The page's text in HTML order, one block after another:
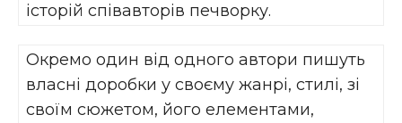
історій співавторів печворку.
Окремо один від одного автори пишуть
власні доробки у своєму жанрі, стилі, зі
своїм сюжетом, його елементами,